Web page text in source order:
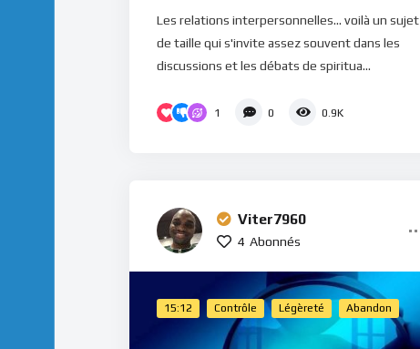
Les relations interpersonnelles... voilà un sujet
de taille qui s'invite assez souvent dans les
discussions et les débats de spiritua...
1 0 0.9K
Viter7960
4 Abonnés
15:12 Contrôle Légèreté Abandon